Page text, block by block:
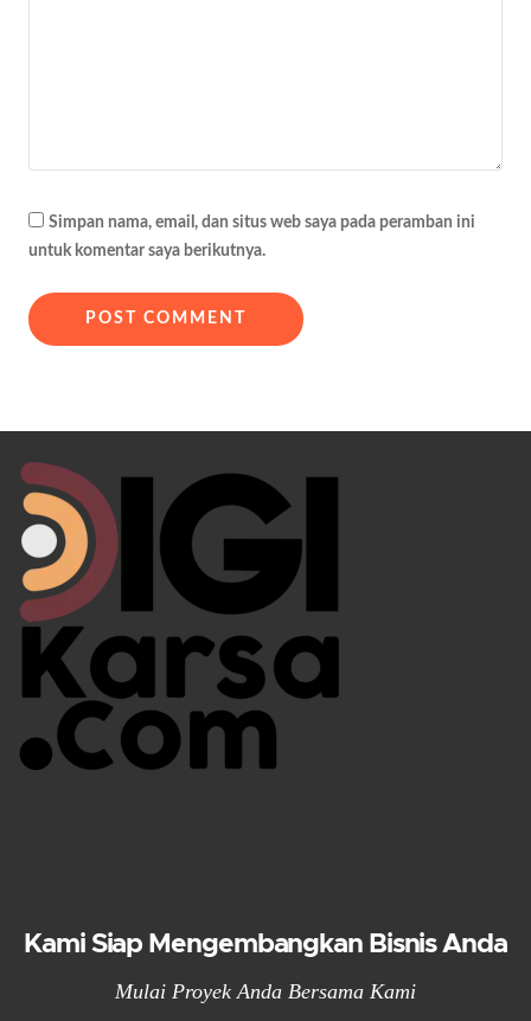
Simpan nama, email, dan situs web saya pada peramban ini
untuk komentar saya berikutnya.
Kami Siap Mengembangkan Bisnis Anda
Mulai Proyek Anda Bersama Kami